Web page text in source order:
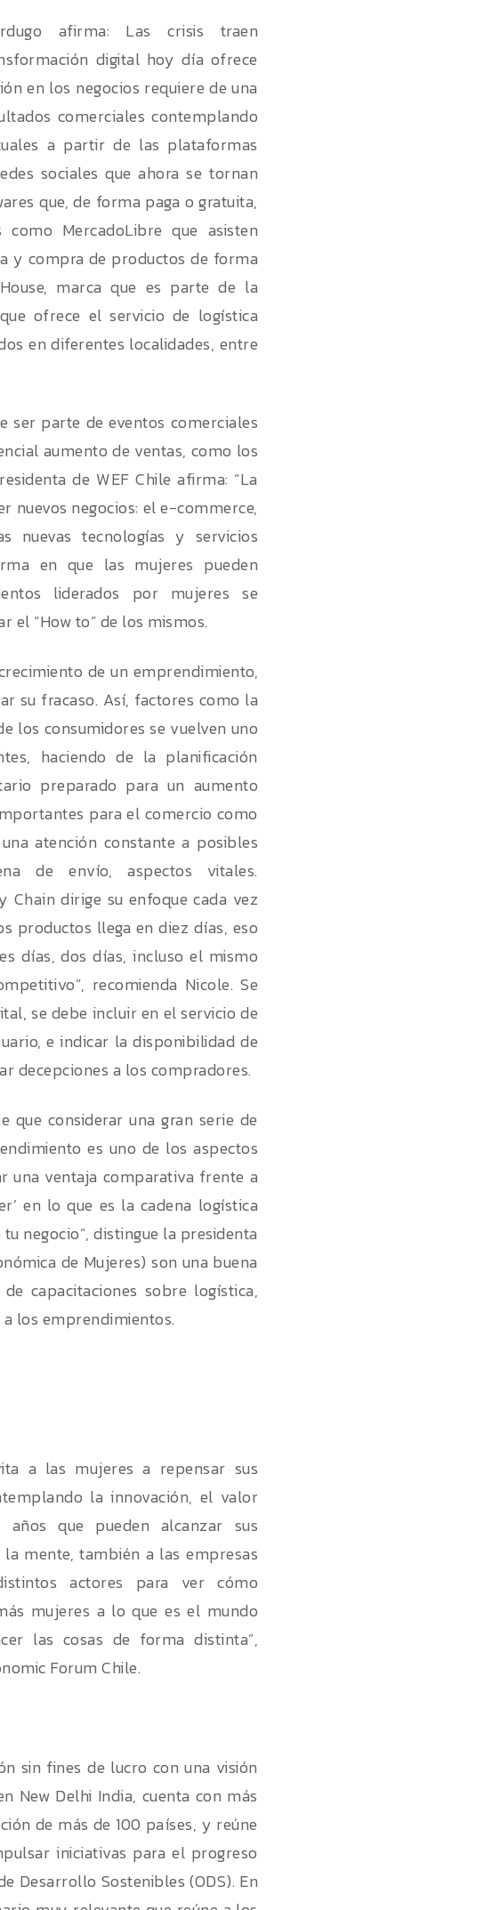
afirma: Las crisis traen
digital hoy día ofrece
en los negocios requiere de una
comerciales contemplando
a partir de las plataformas
sociales que ahora se tornan
que, de forma paga o gratuita,
MercadoLibre que asisten
y compra de productos de forma
marca que es parte de la
ofrece el servicio de logística
en diferentes localidades, entre
parte de eventos comerciales
aumento de ventas, como los
de WEF Chile afirma: “La
nuevos negocios: el e-commerce,
nuevas tecnologías y servicios
en que las mujeres pueden
liderados por mujeres se
el “How to” de los mismos.
de un emprendimiento,
su fracaso. Así, factores como la
los consumidores se vuelven uno
haciendo de la planificación
preparado para un aumento
para el comercio como
atención constante a posibles
de envío, aspectos vitales.
dirige su enfoque cada vez
productos llega en diez días, eso
días, dos días, incluso el mismo
recomienda Nicole. Se
se debe incluir en el servicio de
e indicar la disponibilidad de
decepciones a los compradores.
que considerar una gran serie de
es uno de los aspectos
una ventaja comparativa frente a
en lo que es la cadena logística
negocio”, distingue la presidenta
de Mujeres) son una buena
capacitaciones sobre logística,
los emprendimientos.
a las mujeres a repensar sus
la innovación, el valor
que pueden alcanzar sus
mente, también a las empresas
actores para ver cómo
mujeres a lo que es el mundo
las cosas de forma distinta”,
Forum Chile.
sin fines de lucro con una visión
New Delhi India, cuenta con más
de más de 100 países, y reúne
iniciativas para el progreso
Desarrollo Sostenibles (ODS). En